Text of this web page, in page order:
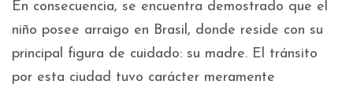
En consecuencia, se encuentra demostrado que el
niño posee arraigo en Brasil, donde reside con su
principal figura de cuidado: su madre. El tránsito
por esta ciudad tuvo carácter meramente